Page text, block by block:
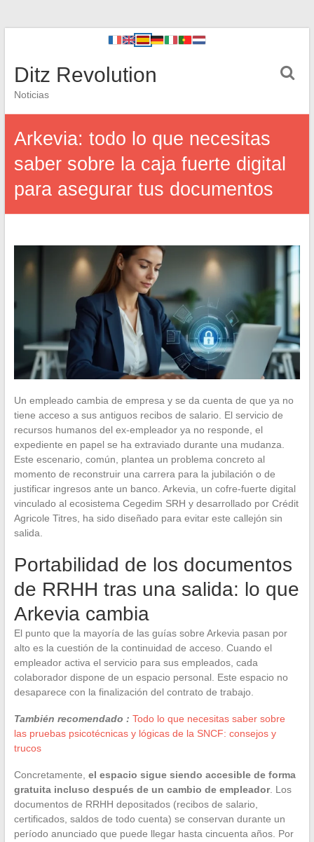
Ditz Revolution
Noticias
Arkevia: todo lo que necesitas
saber sobre la caja fuerte digital
para asegurar tus documentos
Un empleado cambia de empresa y se da cuenta de que ya no
tiene acceso a sus antiguos recibos de salario. El servicio de
recursos humanos del ex-empleador ya no responde, el
expediente en papel se ha extraviado durante una mudanza.
Este escenario, común, plantea un problema concreto al
momento de reconstruir una carrera para la jubilación o de
justificar ingresos ante un banco. Arkevia, un cofre-fuerte digital
vinculado al ecosistema Cegedim SRH y desarrollado por Crédit
Agricole Titres, ha sido diseñado para evitar este callejón sin
salida.
Portabilidad de los documentos
de RRHH tras una salida: lo que
Arkevia cambia
El punto que la mayoría de las guías sobre Arkevia pasan por
alto es la cuestión de la continuidad de acceso. Cuando el
empleador activa el servicio para sus empleados, cada
colaborador dispone de un espacio personal. Este espacio no
desaparece con la finalización del contrato de trabajo.
También recomendado : Todo lo que necesitas saber sobre
las pruebas psicotécnicas y lógicas de la SNCF: consejos y
trucos
Concretamente, el espacio sigue siendo accesible de forma
gratuita incluso después de un cambio de empleador. Los
documentos de RRHH depositados (recibos de salario,
certificados, saldos de todo cuenta) se conservan durante un
período anunciado que puede llegar hasta cincuenta años. Por